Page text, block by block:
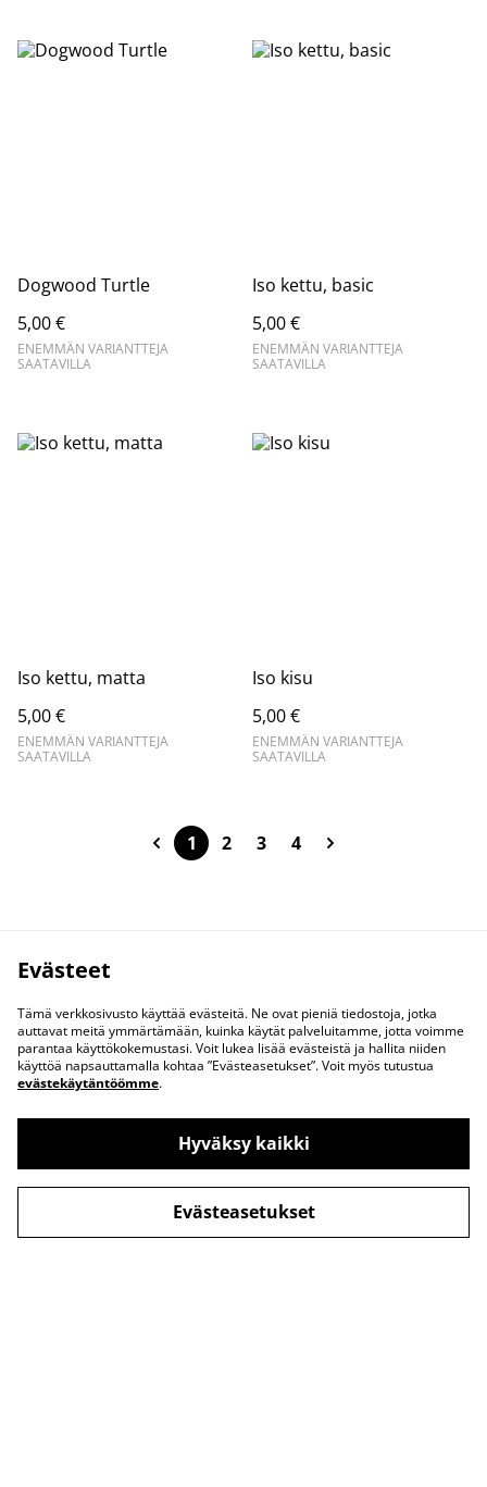
Dogwood Turtle
5,00 €
ENEMMÄN VARIANTTEJA
SAATAVILLA
Iso kettu, basic
5,00 €
ENEMMÄN VARIANTTEJA
SAATAVILLA
Iso kettu, matta
5,00 €
ENEMMÄN VARIANTTEJA
SAATAVILLA
Iso kisu
5,00 €
ENEMMÄN VARIANTTEJA
SAATAVILLA
1 2 3 4
Evästeet
Tämä verkkosivusto käyttää evästeitä. Ne ovat pieniä tiedostoja, jotka
auttavat meitä ymmärtämään, kuinka käytät palveluitamme, jotta voimme
parantaa käyttökokemustasi. Voit lukea lisää evästeistä ja hallita niiden
käyttöä napsauttamalla kohtaa ”Evästeasetukset”. Voit myös tutustua
evästekäytäntöömme.
Hyväksy kaikki
Evästeasetukset